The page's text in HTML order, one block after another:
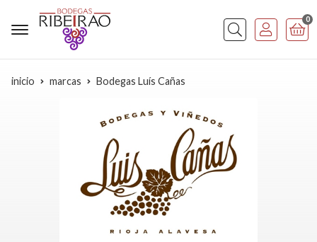
Buscar
0
inicio marcas Bodegas Luís Cañas